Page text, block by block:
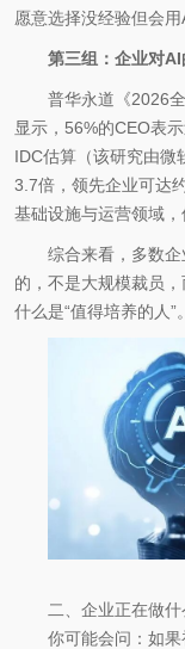
愿意选择没经验但会
第三组：企业对AI
普华永道《2026
显示，56%的CEO表
IDC估算（该研究由微
3.7倍，领先企业可达
基础设施与运营领域，
综合来看，多数
的，不是大规模裁员
什么是“值得培养的人”。
二、企业正在做什
你可能会问：如